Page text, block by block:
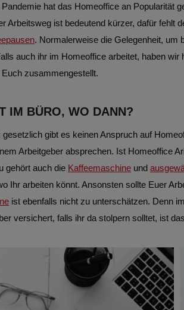
hat das Homeoffice an Popularität
Arbeitsweg ist bedeutend kürzer, dafür fehlt
. Normalerweise die Gelegenheit, um
auch ihr im Homeoffice arbeitet, haben wir
Euch zusammengestellt.
IM BÜRO, WO DANN?
gibt es keinen Anspruch auf
Arbeitgeber absprechen. Ist Homeoffice
gehört auch die Kaffeemaschine und
Ihr arbeiten könnt. Ansonsten sollte Euer
ist ebenfalls nicht zu unterschätzen. Denn
versichert, falls ihr da stolpern solltet, ist